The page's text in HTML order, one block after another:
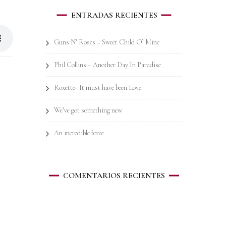
ENTRADAS RECIENTES
Guns N’ Roses – Sweet Child O’ Mine
Phil Collins – Another Day In Paradise
Roxette- It must have been Love
We’ve got something new
An incredible force
COMENTARIOS RECIENTES